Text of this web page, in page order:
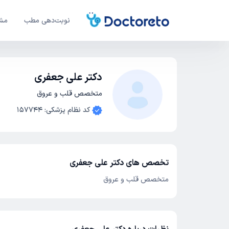
نوبت‌دهی مطب
دکتر علی جعفری
متخصص قلب و عروق
کد نظام پزشکی:
157744
تخصص های دکتر علی جعفری
متخصص قلب و عروق